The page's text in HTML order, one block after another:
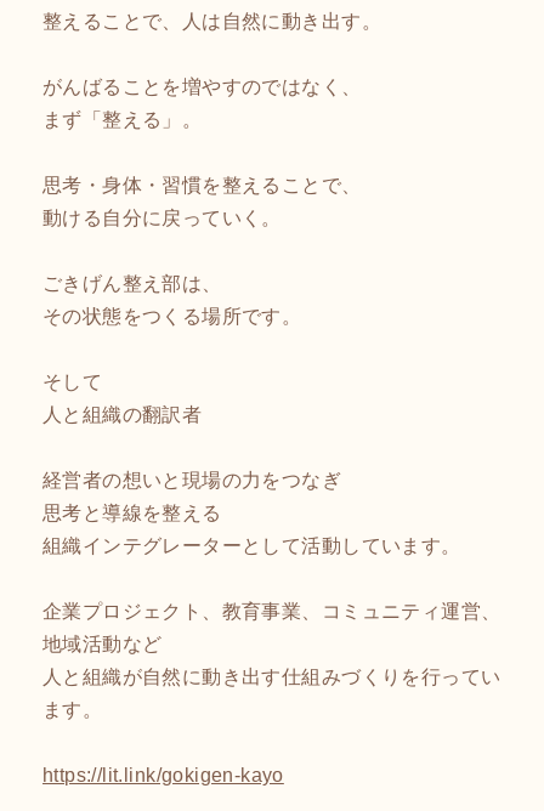
整えることで、人は自然に動き出す。
がんばることを増やすのではなく、
まず「整える」。
思考・身体・習慣を整えることで、
動ける自分に戻っていく。
ごきげん整え部は、
その状態をつくる場所です。
そして
人と組織の翻訳者
経営者の想いと現場の力をつなぎ
思考と導線を整える
組織インテグレーターとして活動しています。
企業プロジェクト、教育事業、コミュニティ運営、
地域活動など
人と組織が自然に動き出す仕組みづくりを行ってい
ます。
https://lit.link/gokigen-kayo​